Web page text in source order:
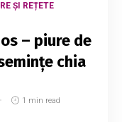
ȘI REȚETE
– piure de
chia
1 min read